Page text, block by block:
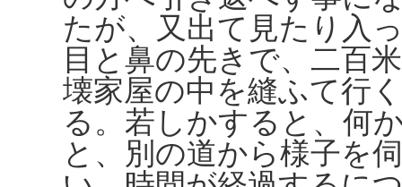
たが、又出て見たり入
目と鼻の先きで、二百
壊家屋の中を縫ふて行
る。若しかすると、何
と、別の道から様子を